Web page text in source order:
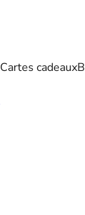
Cartes cadeaux